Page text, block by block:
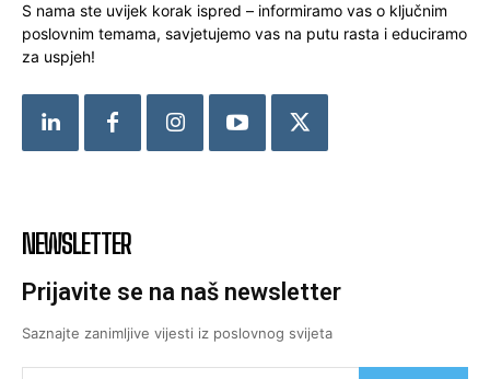
S nama ste uvijek korak ispred – informiramo vas o ključnim
poslovnim temama, savjetujemo vas na putu rasta i educiramo
za uspjeh!
NEWSLETTER
Prijavite se na naš newsletter
Saznajte zanimljive vijesti iz poslovnog svijeta